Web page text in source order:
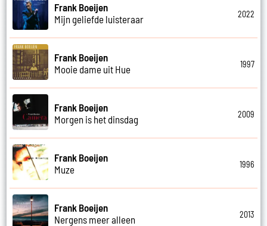
Frank Boeijen
Mijn geliefde luisteraar
2022
Frank Boeijen
Mooie dame uit Hue
1997
Frank Boeijen
Morgen is het dinsdag
2009
Frank Boeijen
Muze
1996
Frank Boeijen
Nergens meer alleen
2013